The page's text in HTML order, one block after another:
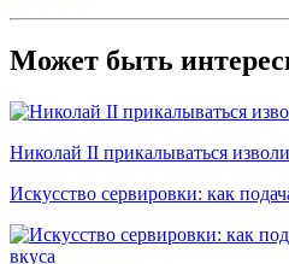
Может быть
Николай II прикалываться
Искусство сервировки: как